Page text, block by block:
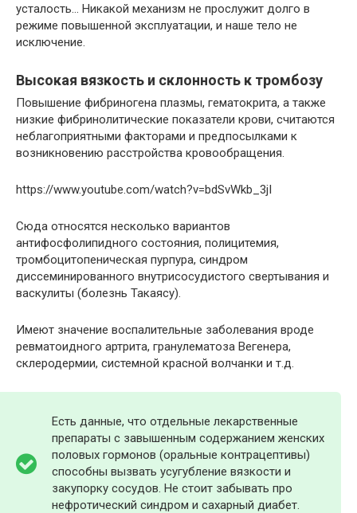
усталость… Никакой механизм не прослужит долго в
режиме повышенной эксплуатации, и наше тело не
исключение.
Высокая вязкость и склонность к тромбозу
Повышение фибриногена плазмы, гематокрита, а также
низкие фибринолитические показатели крови, считаются
неблагоприятными факторами и предпосылками к
возникновению расстройства кровообращения.
https://www.youtube.com/watch?v=bdSvWkb_3jI
Сюда относятся несколько вариантов
антифосфолипидного состояния, полицитемия,
тромбоцитопеническая пурпура, синдром
диссеминированного внутрисосудистого свертывания и
васкулиты (болезнь Такаясу).
Имеют значение воспалительные заболевания вроде
ревматоидного артрита, гранулематоза Вегенера,
склеродермии, системной красной волчанки и т.д.
Есть данные, что отдельные лекарственные
препараты с завышенным содержанием женских
половых гормонов (оральные контрацептивы)
способны вызвать усугубление вязкости и
закупорку сосудов. Не стоит забывать про
нефротический синдром и сахарный диабет.